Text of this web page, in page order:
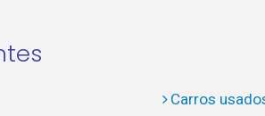
Carros